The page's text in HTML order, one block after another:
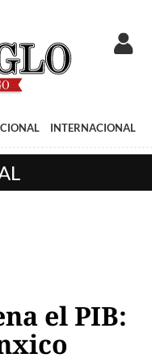
INTERNACIONAL
el PIB: